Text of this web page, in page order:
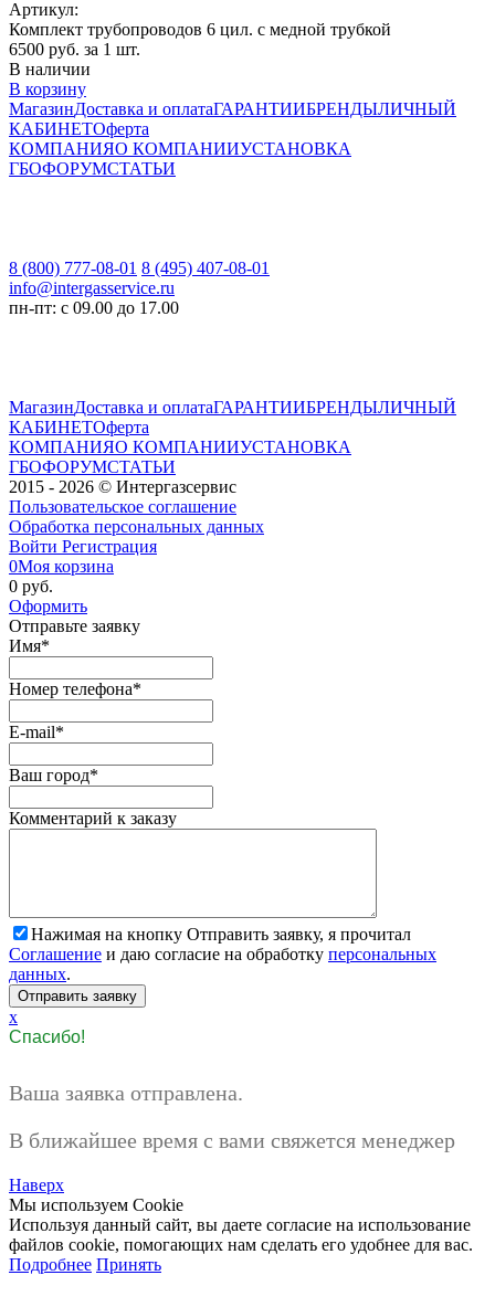
Артикул:
Комплект трубопроводов 6 цил. с медной трубкой
6500 руб. за 1 шт.
В наличии
В корзину
МагазинДоставка и оплатаГАРАНТИИБРЕНДЫЛИЧНЫЙ
КАБИНЕТОферта
КОМПАНИЯО КОМПАНИИУСТАНОВКА
ГБОФОРУМСТАТЬИ
8 (800) 777-08-01 8 (495) 407-08-01
info@intergasservice.ru
пн-пт: с 09.00 до 17.00
МагазинДоставка и оплатаГАРАНТИИБРЕНДЫЛИЧНЫЙ
КАБИНЕТОферта
КОМПАНИЯО КОМПАНИИУСТАНОВКА
ГБОФОРУМСТАТЬИ
2015 - 2026 © Интергазсервис
Пользовательское соглашение
Обработка персональных данных
Войти Регистрация
0Моя корзина
0 руб.
Оформить
Отправьте заявку
Имя*
Номер телефона*
E-mail*
Ваш город*
Комментарий к заказу
Нажимая на кнопку Отправить заявку, я прочитал
Соглашение и даю согласие на обработку персональных
данных.
x
Спасибо!
Ваша заявка отправлена.
В ближайшее время с вами свяжется менеджер
Наверх
Мы используем Cookie
Используя данный сайт, вы даете согласие на использование
файлов cookie, помогающих нам сделать его удобнее для вас.
Подробнее Принять